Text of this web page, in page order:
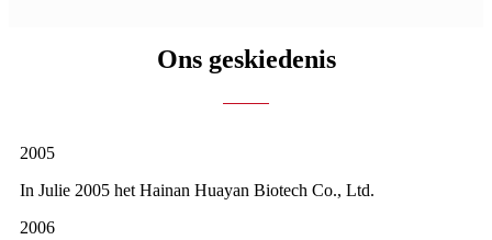
Ons geskiedenis
2005
In Julie 2005 het Hainan Huayan Biotech Co., Ltd.
2006